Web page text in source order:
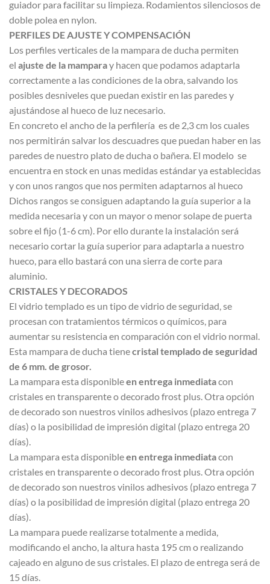
guiador para facilitar su limpieza. Rodamientos silenciosos de
doble polea en nylon.
PERFILES DE AJUSTE Y COMPENSACIÓN
Los perfiles verticales de la mampara de ducha permiten
el ajuste de la mamparay hacen que podamos adaptarla
correctamente a las condiciones de la obra, salvando los
posibles desniveles que puedan existir en las paredes y
ajustándose al hueco de luz necesario.
En concreto el ancho de la perfilería es de 2,3 cm los cuales
nos permitirán salvar los descuadres que puedan haber en las
paredes de nuestro plato de ducha o bañera. El modelo se
encuentra en stock en unas medidas estándar ya establecidas
y con unos rangos que nos permiten adaptarnos al hueco
Dichos rangos se consiguen adaptando la guía superior a la
medida necesaria y con un mayor o menor solape de puerta
sobre el fijo (1-6 cm). Por ello durante la instalación será
necesario cortar la guía superior para adaptarla a nuestro
hueco, para ello bastará con una sierra de corte para
aluminio.
CRISTALES Y DECORADOS
El vidrio templado es un tipo de vidrio de seguridad, se
procesan con tratamientos térmicos o químicos, para
aumentar su resistencia en comparación con el vidrio normal.
Esta mampara de ducha tienecristal templado de seguridad
de 6 mm. de grosor.
La mampara esta disponibleen entrega inmediatacon
cristales en transparente o decorado frost plus. Otra opción
de decorado son nuestros vinilos adhesivos (plazo entrega 7
días) o la posibilidad de impresión digital (plazo entrega 20
días).
La mampara esta disponibleen entrega inmediatacon
cristales en transparente o decorado frost plus. Otra opción
de decorado son nuestros vinilos adhesivos (plazo entrega 7
días) o la posibilidad de impresión digital (plazo entrega 20
días).
La mampara puede realizarse totalmente a medida,
modificando el ancho, la altura hasta 195 cm o realizando
cajeado en alguno de sus cristales. El plazo de entrega será de
15 días.